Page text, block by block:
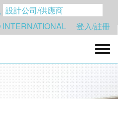
INTERNATIONAL
登入/註冊